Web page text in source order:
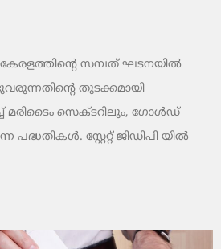
സമ്പത് ഘടനയിൽ
തുടക്കമായി
മരിടൈം സെക്ടറിലും, ഗോൾഡ്
സ്റ്റേറ്റ് ജിഡിപി യിൽ